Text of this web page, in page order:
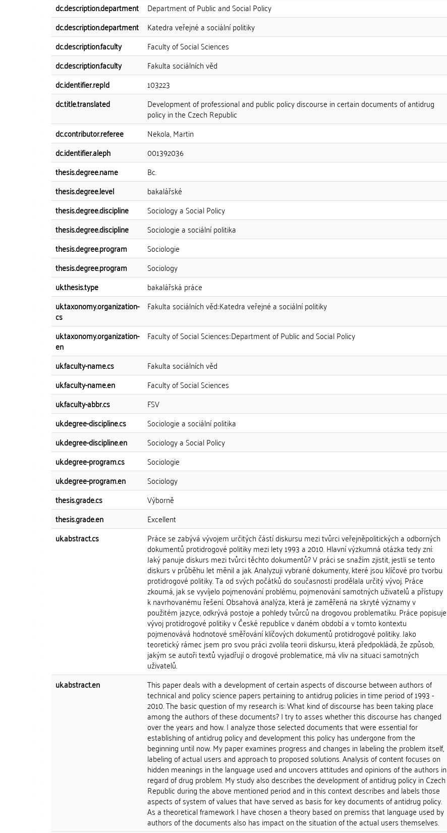
dc.description.department
Department of Public and Social Policy
dc.description.department
Katedra veřejné a sociální politiky
dc.description.faculty
Faculty of Social Sciences
dc.description.faculty
Fakulta sociálních věd
dc.identifier.repId
103223
dc.title.translated
Development of professional and public policy discourse in certain documents of antidrug
policy in the Czech Republic
dc.contributor.referee
Nekola, Martin
dc.identifier.aleph
001392036
thesis.degree.name
Bc.
thesis.degree.level
bakalářské
thesis.degree.discipline
Sociology a Social Policy
thesis.degree.discipline
Sociologie a sociální politika
thesis.degree.program
Sociologie
thesis.degree.program
Sociology
uk.thesis.type
bakalářská práce
uk.taxonomy.organization-
cs
Fakulta sociálních věd::Katedra veřejné a sociální politiky
uk.taxonomy.organization-
en
Faculty of Social Sciences::Department of Public and Social Policy
uk.faculty-name.cs Fakulta sociálních věd
uk.faculty-name.en
Faculty of Social Sciences
uk.faculty-abbr.cs
FSV
uk.degree-discipline.cs
Sociologie a sociální politika
uk.degree-discipline.en
Sociology a Social Policy
uk.degree-program.cs
Sociologie
uk.degree-program.en
Sociology
thesis.grade.cs
Výborně
thesis.grade.en
Excellent
uk.abstract.cs
Práce se zabývá vývojem určitých částí diskursu mezi tvůrci veřejněpolitických a odborných
dokumentů protidrogové politiky mezi lety 1993 a 2010. Hlavní výzkumná otázka tedy zní:
Jaký panuje diskurs mezi tvůrci těchto dokumentů? V práci se snažím zjistit, jestli se tento
diskurs v průběhu let měnil a jak. Analyzuji vybrané dokumenty, které jsou klíčové pro tvorbu
protidrogové politiky. Ta od svých počátků do současnosti prodělala určitý vývoj. Práce
zkoumá, jak se vyvíjelo pojmenování problému, pojmenování samotných uživatelů a přístupy
k navrhovanému řešení. Obsahová analýza, která je zaměřená na skryté významy v
použitém jazyce, odkrývá postoje a pohledy tvůrců na drogovou problematiku. Práce popisuje
vývoj protidrogové politiky v České republice v daném období a v tomto kontextu
pojmenovává hodnotové směřování klíčových dokumentů protidrogové politiky. Jako
teoretický rámec jsem pro svou práci zvolila teorii diskursu, která předpokládá, že způsob,
jakým se autoři textů vyjadřují o drogové problematice, má vliv na situaci samotných
uživatelů.
uk.abstract.en This paper deals with a development of certain aspects of discourse between authors of
technical and policy science papers pertaining to antidrug policies in time period of 1993 -
2010. The basic question of my research is: What kind of discourse has been taking place
among the authors of these documents? I try to asses whether this discourse has changed
over the years and how. I analyze those selected documents that were essential for
establishing of antidrug policy and development this policy has undergone from the
beginning until now. My paper examines progress and changes in labeling the problem itself,
labeling of actual users and approach to proposed solutions. Analysis of content focuses on
hidden meanings in the language used and uncovers attitudes and opinions of the authors in
regard of drug problem. My study also describes the development of antidrug policy in Czech
Republic during the above mentioned period and in this context describes and labels those
aspects of system of values that have served as basis for key documents of antidrug policy.
As a theoretical framework I have chosen a theory based on premiss that language used by
authors of the documents also has impact on the situation of the actual users themselves.